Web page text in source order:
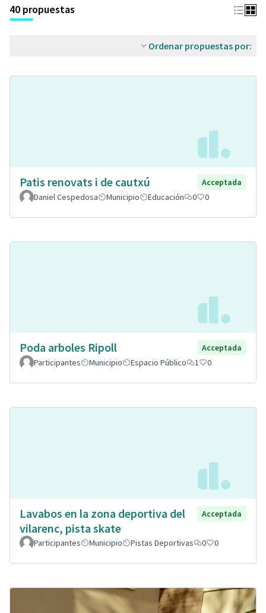
40 propuestas
Ordenar propuestas por:
Patis renovats i de cautxú
Acceptada
Daniel Cespedosa
Municipio Educación 0 0
Poda arboles Ripoll
Acceptada
Participantes
Municipio Espacio Público 1 0
Lavabos en la zona deportiva del
vilarenc, pista skate
Acceptada
Participantes Municipio Pistas Deportivas 0 0